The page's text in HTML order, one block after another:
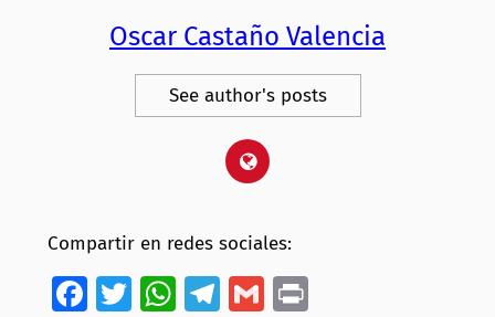
Oscar Castaño Valencia
See author's posts
Compartir en redes sociales:
Facebook
Twitter
WhatsApp
Telegram
GmailPrint